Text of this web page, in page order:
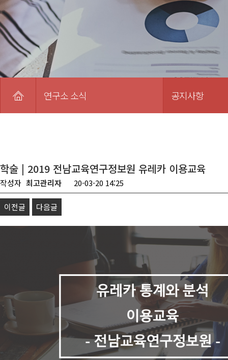
연구소 소식 공지사항
학술 | 2019 전남교육연구정보원 유레카 이용교육
작성자 최고관리자 20-03-20 14:25
이전글 다음글